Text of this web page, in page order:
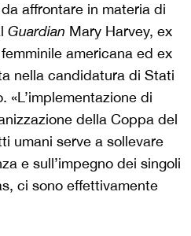
affrontare in materia di
Guardian Mary Harvey, ex
americana ed ex
nella candidatura di Stati
«L’implementazione di
della Coppa del
umani serve a sollevare
e sull’impegno dei singoli
ci sono effettivamente